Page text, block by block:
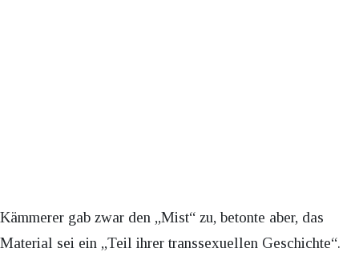
Kämmerer gab zwar den „Mist“ zu, betonte aber, das
Material sei ein „Teil ihrer transsexuellen Geschichte“.